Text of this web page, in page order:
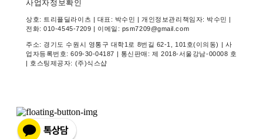
사업자정보확인
상호: 트리플딜라이츠 | 대표: 박수민 | 개인정보관리책임자: 박수민 |
전화: 010-4545-7209 | 이메일: psm7209@gmail.com
주소: 경기도 수원시 영통구 대학1로 8번길 62-1, 101호(이의동) | 사
업자등록번호:609-30-04187 | 통신판매: 제 2018-서울강남-00008 호
| 호스팅제공자: (주)식스샵